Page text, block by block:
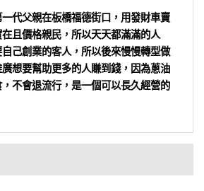
代父親在板橋福德街口，用發財車賣
且價格親民，所以天天都滿滿的人
己創業的客人，所以後來慢慢轉型做
想要幫助更多的人賺到錢，因為蔥油
不會退流行，是一個可以長久經營的